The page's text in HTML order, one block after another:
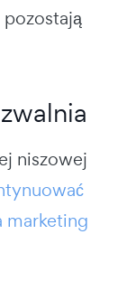
niszowej
marketing